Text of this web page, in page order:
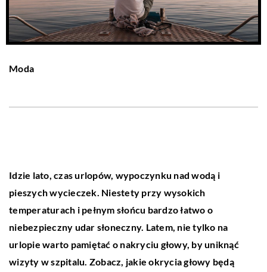
Moda
Idzie lato, czas urlopów, wypoczynku nad wodą i
pieszych wycieczek. Niestety przy wysokich
temperaturach i pełnym słońcu bardzo łatwo o
niebezpieczny udar słoneczny. Latem, nie tylko na
urlopie warto pamiętać o nakryciu głowy, by uniknąć
wizyty w szpitalu. Zobacz, jakie okrycia głowy będą